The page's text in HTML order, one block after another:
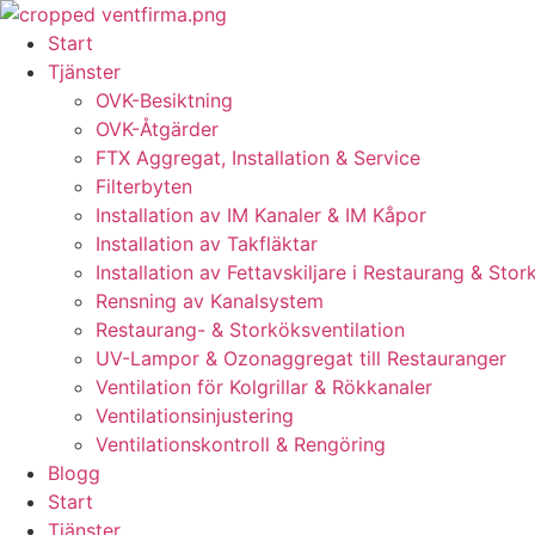
Skip
content
Start
Tjänster
OVK-Besiktning
OVK-Åtgärder
FTX Aggregat, Installation & Service
Filterbyten
Installation av IM Kanaler & IM Kåpor
Installation av Takfläktar
Installation av Fettavskiljare i Restaurang &
Rensning av Kanalsystem
Restaurang- & Storköksventilation
UV-Lampor & Ozonaggregat till Restauranger
Ventilation för Kolgrillar & Rökkanaler
Ventilationsinjustering
Ventilationskontroll & Rengöring
Blogg
Start
Tjänster